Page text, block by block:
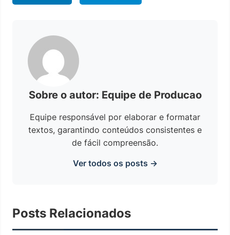
Sobre o autor: Equipe de Producao
Equipe responsável por elaborar e formatar
textos, garantindo conteúdos consistentes e
de fácil compreensão.
Ver todos os posts →
Posts Relacionados